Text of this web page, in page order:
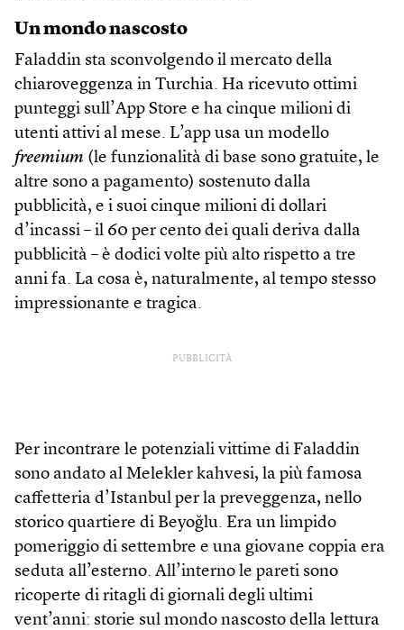
Un mondo nascosto
Faladdin sta sconvolgendo il mercato della
chiaroveggenza in Turchia. Ha ricevuto ottimi
punteggi sull’App Store e ha cinque milioni di
utenti attivi al mese. L’app usa un modello
freemium (le funzionalità di base sono gratuite, le
altre sono a pagamento) sostenuto dalla
pubblicità, e i suoi cinque milioni di dollari
d’incassi – il 60 per cento dei quali deriva dalla
pubblicità – è dodici volte più alto rispetto a tre
anni fa. La cosa è, naturalmente, al tempo stesso
impressionante e tragica.
PUBBLICITÀ
Per incontrare le potenziali vittime di Faladdin
sono andato al Melekler kahvesi, la più famosa
caffetteria d’Istanbul per la preveggenza, nello
storico quartiere di Beyoğlu. Era un limpido
pomeriggio di settembre e una giovane coppia era
seduta all’esterno. All’interno le pareti sono
ricoperte di ritagli di giornali degli ultimi
vent’anni: storie sul mondo nascosto della lettura